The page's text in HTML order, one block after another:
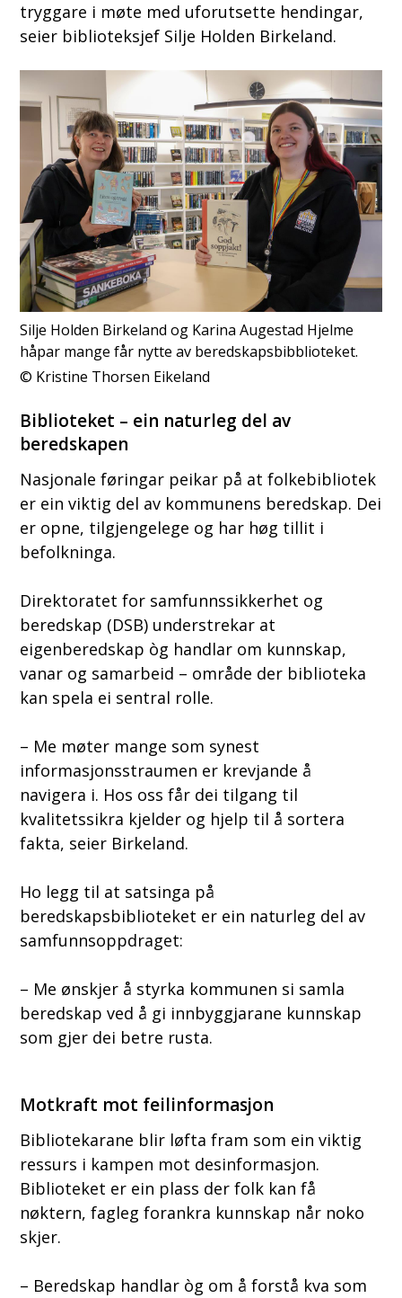
tryggare i møte med uforutsette hendingar,
seier biblioteksjef Silje Holden Birkeland.
Silje Holden Birkeland og Karina Augestad Hjelme
håpar mange får nytte av beredskapsbibblioteket.
Kristine Thorsen Eikeland
Biblioteket – ein naturleg del av
beredskapen
Nasjonale føringar peikar på at folkebibliotek
er ein viktig del av kommunens beredskap. Dei
er opne, tilgjengelege og har høg tillit i
befolkninga.
Direktoratet for samfunnssikkerhet og
beredskap (DSB) understrekar at
eigenberedskap òg handlar om kunnskap,
vanar og samarbeid – område der biblioteka
kan spela ei sentral rolle.
– Me møter mange som synest
informasjonsstraumen er krevjande å
navigera i. Hos oss får dei tilgang til
kvalitetssikra kjelder og hjelp til å sortera
fakta, seier Birkeland.
Ho legg til at satsinga på
beredskapsbiblioteket er ein naturleg del av
samfunnsoppdraget:
– Me ønskjer å styrka kommunen si samla
beredskap ved å gi innbyggjarane kunnskap
som gjer dei betre rusta.
Motkraft mot feilinformasjon
Bibliotekarane blir løfta fram som ein viktig
ressurs i kampen mot desinformasjon.
Biblioteket er ein plass der folk kan få
nøktern, fagleg forankra kunnskap når noko
skjer.
– Beredskap handlar òg om å forstå kva som